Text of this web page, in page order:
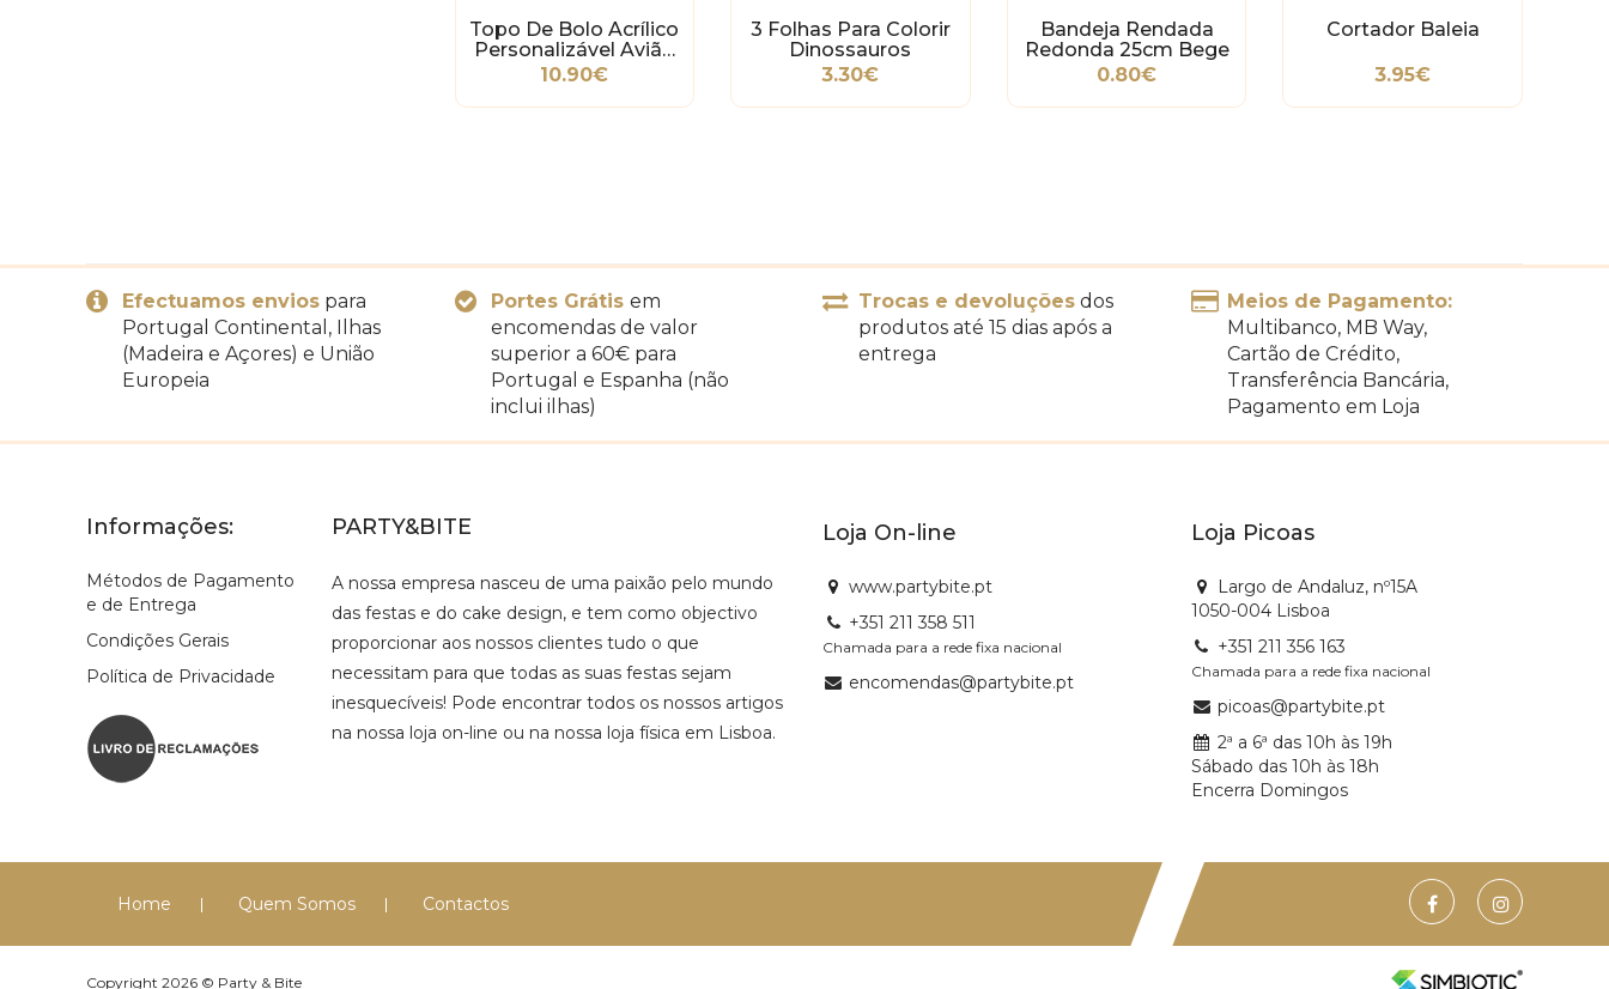
Topo De Bolo Acrílico
Personalizável Avião
Caça
10.90€
3 Folhas Para Colorir
Dinossauros
3.30€
Bandeja Rendada
Redonda 25cm Bege
0.80€
Cortador Baleia
3.95€
Efectuamos envios para
Portugal Continental, Ilhas
(Madeira e Açores) e União
Europeia
Portes Grátis em
encomendas de valor
superior a 60€ para
Portugal e Espanha (não
inclui ilhas)
Trocas e devoluções dos
produtos até 15 dias após a
entrega
Meios de Pagamento:
Multibanco, MB Way,
Cartão de Crédito,
Transferência Bancária,
Pagamento em Loja
Informações:
Métodos de Pagamento
e de Entrega
Condições Gerais
Política de Privacidade
PARTY&BITE
A nossa empresa nasceu de uma paixão pelo mundo
das festas e do cake design, e tem como objectivo
proporcionar aos nossos clientes tudo o que
necessitam para que todas as suas festas sejam
inesquecíveis! Pode encontrar todos os nossos artigos
na nossa loja on-line ou na nossa loja física em Lisboa.
Loja On-line
www.partybite.pt
+351 211 358 511
Chamada para a rede fixa nacional
encomendas@partybite.pt
Loja Picoas
Largo de Andaluz, nº15A
1050-004 Lisboa
+351 211 356 163
Chamada para a rede fixa nacional
picoas@partybite.pt
2ª a 6ª das 10h às 19h
Sábado das 10h às 18h
Encerra Domingos
Home Quem Somos Contactos
Copyright 2026 © Party & Bite